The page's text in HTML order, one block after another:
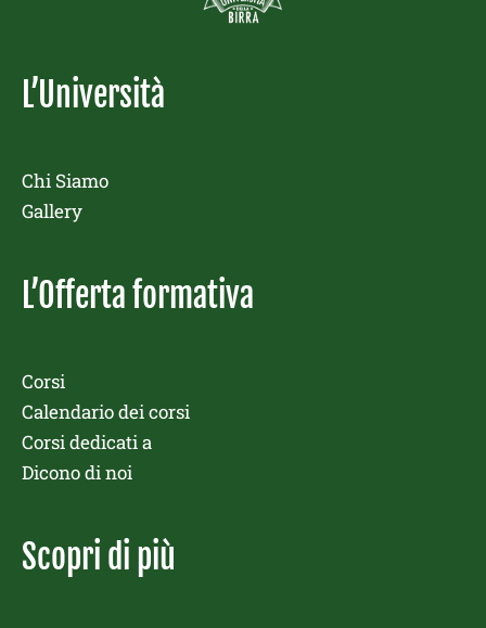
L’Università
Chi Siamo
Gallery
L’Offerta formativa
Corsi
Calendario dei corsi
Corsi dedicati a
Dicono di noi
Scopri di più